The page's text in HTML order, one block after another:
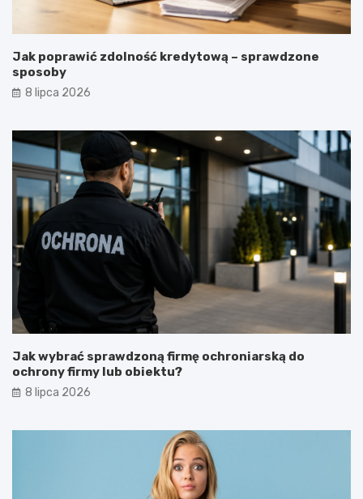
Jak poprawić zdolność kredytową – sprawdzone
sposoby
8 lipca 2026
Jak wybrać sprawdzoną firmę ochroniarską do
ochrony firmy lub obiektu?
8 lipca 2026